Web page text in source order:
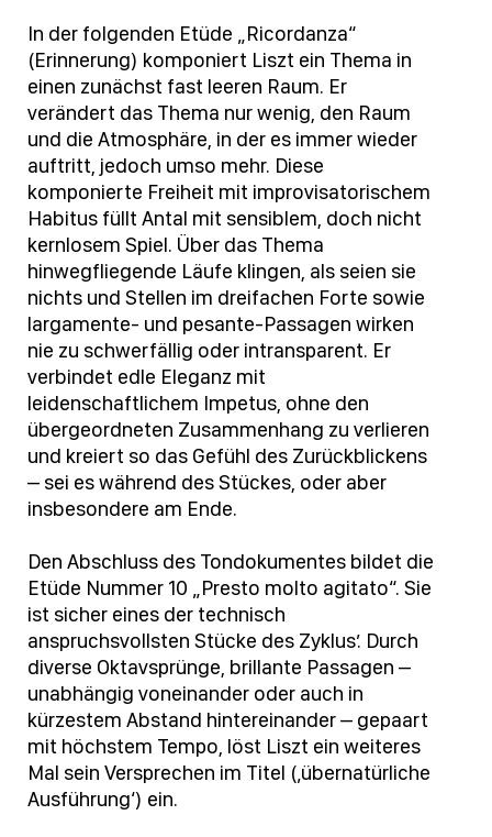
In der folgenden Etüde „Ricordanza“
(Erinnerung) komponiert Liszt ein Thema in
einen zunächst fast leeren Raum. Er
verändert das Thema nur wenig, den Raum
und die Atmosphäre, in der es immer wieder
auftritt, jedoch umso mehr. Diese
komponierte Freiheit mit improvisatorischem
Habitus füllt Antal mit sensiblem, doch nicht
kernlosem Spiel. Über das Thema
hinwegfliegende Läufe klingen, als seien sie
nichts und Stellen im dreifachen Forte sowie
largamente- und pesante-Passagen wirken
nie zu schwerfällig oder intransparent. Er
verbindet edle Eleganz mit
leidenschaftlichem Impetus, ohne den
übergeordneten Zusammenhang zu verlieren
und kreiert so das Gefühl des Zurückblickens
– sei es während des Stückes, oder aber
insbesondere am Ende.
Den Abschluss des Tondokumentes bildet die
Etüde Nummer 10 „Presto molto agitato“. Sie
ist sicher eines der technisch
anspruchsvollsten Stücke des Zyklus’. Durch
diverse Oktavsprünge, brillante Passagen –
unabhängig voneinander oder auch in
kürzestem Abstand hintereinander – gepaart
mit höchstem Tempo, löst Liszt ein weiteres
Mal sein Versprechen im Titel (‚übernatürliche
Ausführung‘) ein.